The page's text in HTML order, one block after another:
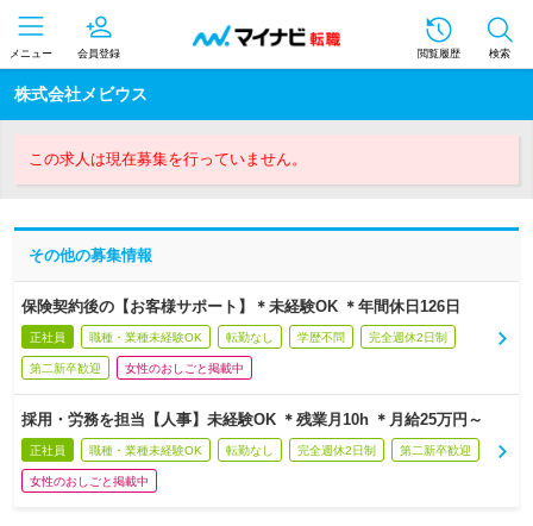
メニュー 会員登録 閲覧履歴 検索
株式会社メビウス
この求人は現在募集を行っていません。
その他の募集情報
保険契約後の【お客様サポート】＊未経験OK ＊年間休日126日
正社員 職種・業種未経験OK 転勤なし 学歴不問 完全週休2日制
第二新卒歓迎 女性のおしごと掲載中
採用・労務を担当【人事】未経験OK ＊残業月10h ＊月給25万円～
正社員 職種・業種未経験OK 転勤なし 完全週休2日制 第二新卒歓迎
女性のおしごと掲載中